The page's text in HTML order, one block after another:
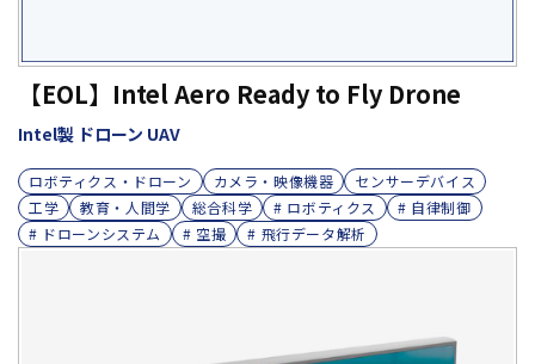
【EOL】Intel Aero Ready to Fly Drone
Intel製 ドローン UAV
ロボティクス・ドローン カメラ・映像機器
センサーデバイス
工学
教育・人間学 総合科学 # ロボティクス
# 自律制御
# ドローンシステム
# 空撮 # 飛行データ解析